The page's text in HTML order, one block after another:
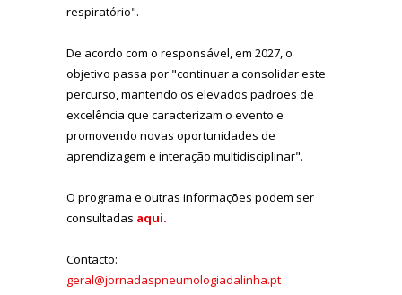
respiratório".
De acordo com o responsável, em 2027, o
objetivo passa por "continuar a consolidar este
percurso, mantendo os elevados padrões de
excelência que caracterizam o evento e
promovendo novas oportunidades de
aprendizagem e interação multidisciplinar".
O programa e outras informações podem ser
consultadas aqui.
Contacto:
geral@jornadaspneumologiadalinha.pt